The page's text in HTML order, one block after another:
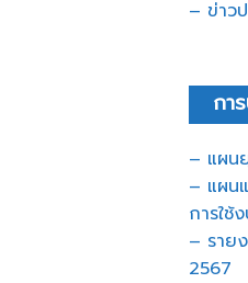
– ข่าว
กา
– แผน
– แผน
การใช้
– ราย
2567